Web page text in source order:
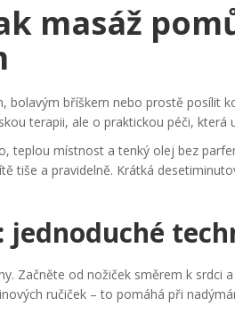
masáž
bolavým bříškem nebo prostě posílit
terapii, ale o praktickou péči, která
teplou místnost a tenký olej bez
tiše a pravidelně. Krátká
jednoduché
Začněte od nožiček směrem k srdci
ručiček – to pomáhá při